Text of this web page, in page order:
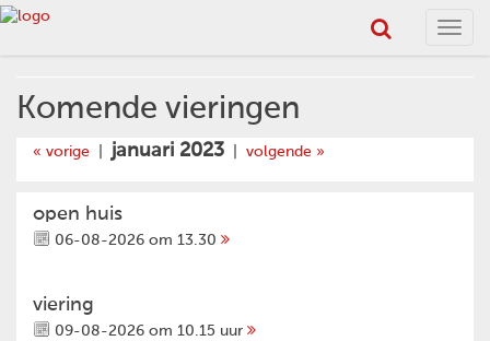
Komende vieringen
« vorige januari 2023 volgende »
open huis
06-08-2026 om 13.30
viering
09-08-2026 om 10.15 uur